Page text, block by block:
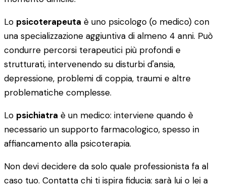
Lo psicoterapeuta è uno psicologo (o medico) con
una specializzazione aggiuntiva di almeno 4 anni. Può
condurre percorsi terapeutici più profondi e
strutturati, intervenendo su disturbi d'ansia,
depressione, problemi di coppia, traumi e altre
problematiche complesse.
Lo psichiatra è un medico: interviene quando è
necessario un supporto farmacologico, spesso in
affiancamento alla psicoterapia.
Non devi decidere da solo quale professionista fa al
caso tuo. Contatta chi ti ispira fiducia: sarà lui o lei a